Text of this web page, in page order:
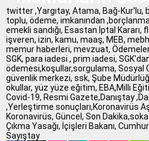
twitter ,Yargıtay, Atama, Bağ-Kur'lu,
toplu, ödeme, imkanından
emekli sandığı, Esastan İptal
işveren, izin, kamu, maaş, MEB,
memur haberleri, mevzuat,
SGK, para iadesi , prim iadesi,
ödemesi,koşullar,sorgulama, Sosyal
güvenlik merkezi, ssk, Şube
okullar, yüz yüze eğitim, EBA,Milli
Covid-19, Resmi Gazete,Danıştay
,Yerleştirme sonuçları,Koronavirüs
Koronavirüs, Güncel, Son
Çıkma Yasağı, İçişleri Bakanı,
Sayıştay